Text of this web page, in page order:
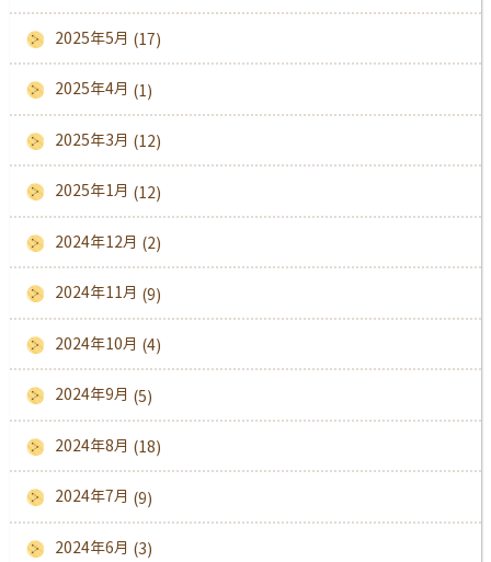
2025年5月 (17)
2025年4月 (1)
2025年3月 (12)
2025年1月 (12)
2024年12月 (2)
2024年11月 (9)
2024年10月 (4)
2024年9月 (5)
2024年8月 (18)
2024年7月 (9)
2024年6月 (3)